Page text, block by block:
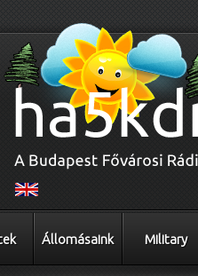
Állomásaink Military